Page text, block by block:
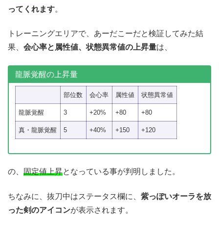
ってくれます。
トレーニングエリアで、あーだこーだと検証してみた結
果、 会心率と属性値、状態異常値の上昇量は、
龍脈覚醒の上昇量
部位数 会心率 属性値 状態異常値
龍脈覚醒 3 +20% +80 +80
真・龍脈覚醒 5 +40% +150 +120
の、 固定値上昇となっている事が判明しました。
ちなみに、抜刀中はステータス欄に、 紫っぽいオーラを放
った剣のアイコンが表示されます。